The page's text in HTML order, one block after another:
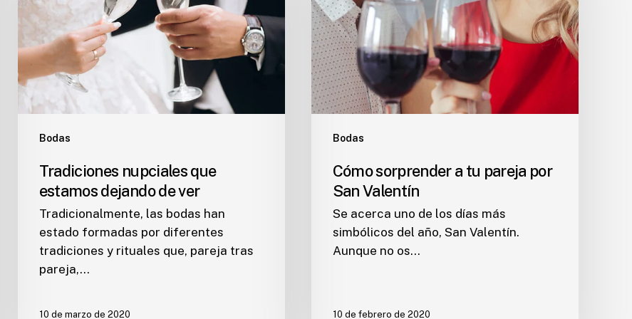
Bodas
dejando
ver
Tradiciones nupciales que
estamos dejando de ver
Tradicionalmente, las bodas han
estado formadas por diferentes
tradiciones y rituales que, pareja tras
pareja,…
10 de marzo de 2020
Bodas
pareja
por
San
Valentín
Cómo sorprender a tu pareja por
San Valentín
Se acerca uno de los días más
simbólicos del año, San Valentín.
Aunque no os…
10 de febrero de 2020